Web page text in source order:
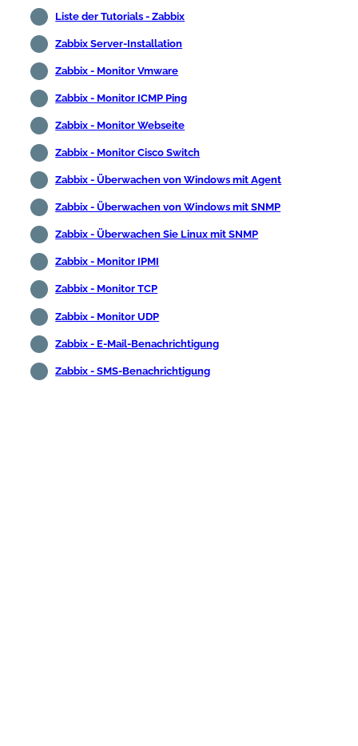
Liste der Tutorials - Zabbix
Zabbix Server-Installation
Zabbix - Monitor Vmware
Zabbix - Monitor ICMP Ping
Zabbix - Monitor Webseite
Zabbix - Monitor Cisco Switch
Zabbix - Überwachen von Windows mit Agent
Zabbix - Überwachen von Windows mit SNMP
Zabbix - Überwachen Sie Linux mit SNMP
Zabbix - Monitor IPMI
Zabbix - Monitor TCP
Zabbix - Monitor UDP
Zabbix - E-Mail-Benachrichtigung
Zabbix - SMS-Benachrichtigung